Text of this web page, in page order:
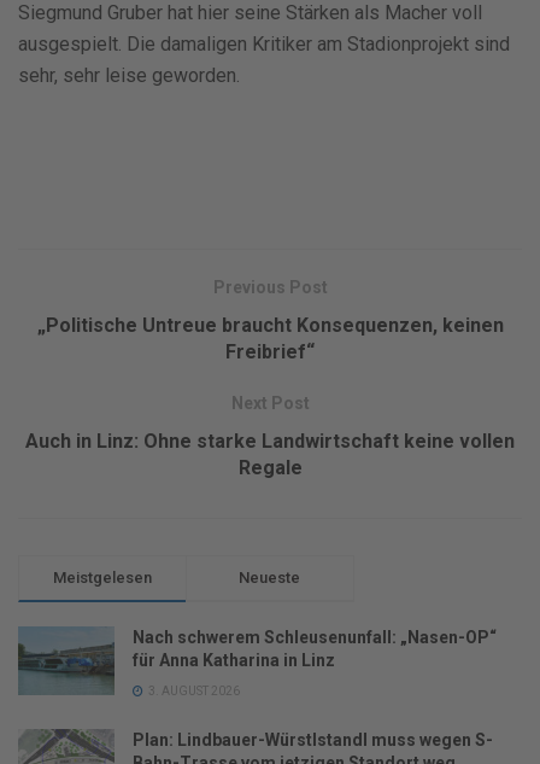
Siegmund Gruber hat hier seine Stärken als Macher voll
ausgespielt. Die damaligen Kritiker am Stadionprojekt sind
sehr, sehr leise geworden.
Previous Post
„Politische Untreue braucht Konsequenzen, keinen
Freibrief“
Next Post
Auch in Linz: Ohne starke Landwirtschaft keine vollen
Regale
Meistgelesen Neueste
Nach schwerem Schleusenunfall: „Nasen-OP“
für Anna Katharina in Linz
3. AUGUST 2026
Plan: Lindbauer-Würstlstandl muss wegen S-